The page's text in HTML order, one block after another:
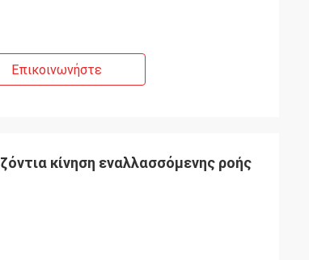
Επικοινωνήστε
κίνηση εναλλασσόμενης ροής